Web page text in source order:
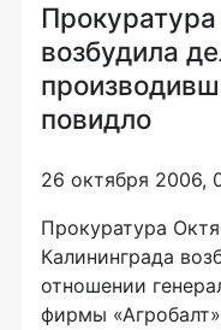
возбудила
повидло
26 октября 2006,
Прокуратура
Калининграда
отношении
фирмы